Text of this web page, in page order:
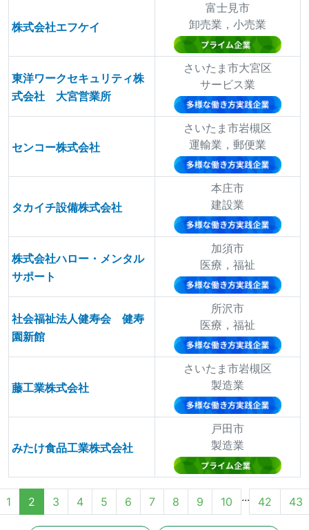
株式会社エフケイ
富士見市
卸売業，小売業
東洋ワークセキュリティ株
式会社 大宮営業所
さいたま市大宮区
サービス業
センコー株式会社
さいたま市岩槻区
運輸業，郵便業
タカイチ設備株式会社
本庄市
建設業
株式会社ハロー・メンタル
サポート
加須市
医療，福祉
社会福祉法人健寿会 健寿
園新館
所沢市
医療，福祉
藤工業株式会社
さいたま市岩槻区
製造業
みたけ食品工業株式会社
戸田市
製造業
1 2 3 4 5 6 7 8 9 10 ... 42 43